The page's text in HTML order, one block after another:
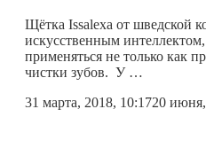
Щётка Issalexa от шведской
искусственным
применяться не только как
чистки зубов. У …
31 марта, 2018, 10:1720